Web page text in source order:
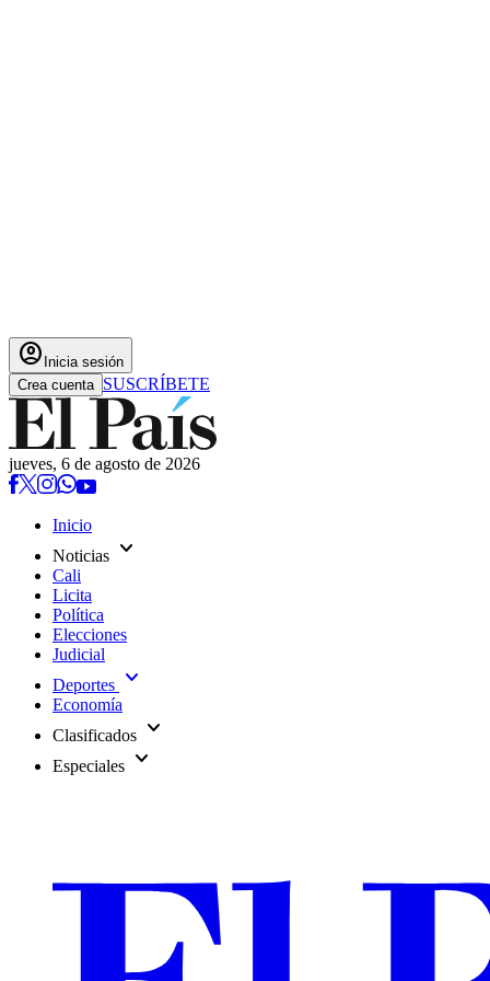
account_circle Inicia sesión
Crea cuenta SUSCRÍBETE
jueves, 6 de agosto de 2026
Inicio
Noticias expand_more
Cali
Licita
Política
Elecciones
Judicial
Deportes expand_more
Economía
Clasificados expand_more
Especiales expand_more